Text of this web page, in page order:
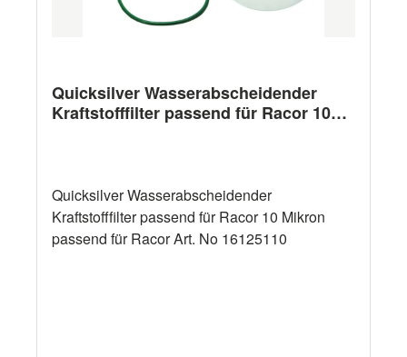
Quicksilver Wasserabscheidender
Kraftstofffilter passend für Racor 10
Quicksilver Wasserabscheidender
Kraftstofffilter passend für Racor 10 Mikron
passend für Racor Art. No 16125110